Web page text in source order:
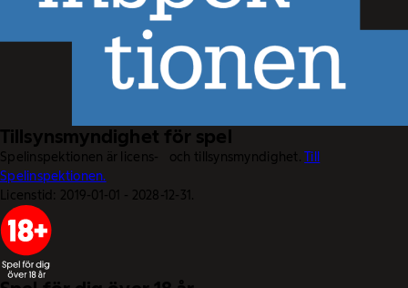
Tillsynsmyndighet för spel
Spelinspektionen är licens- och tillsynsmyndighet.Till
Spelinspektionen.
Licenstid: 2019-01-01 - 2028-12-31.